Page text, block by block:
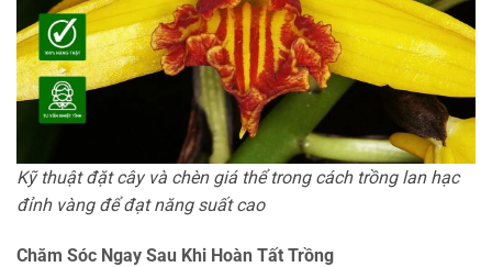
Kỹ thuật đặt cây và chèn giá thể trong cách trồng lan hạc
đỉnh vàng để đạt năng suất cao
Chăm Sóc Ngay Sau Khi Hoàn Tất Trồng